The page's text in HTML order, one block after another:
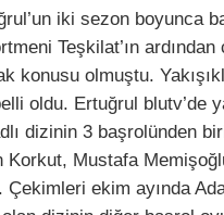
iki sezon boyunca
Teşkilat’ın
konusu olmuştu.
oldu. Ertuğrul blutv’de
dizinin 3 başrolünden
Korkut, Mustafa
Çekimleri ekim ayında